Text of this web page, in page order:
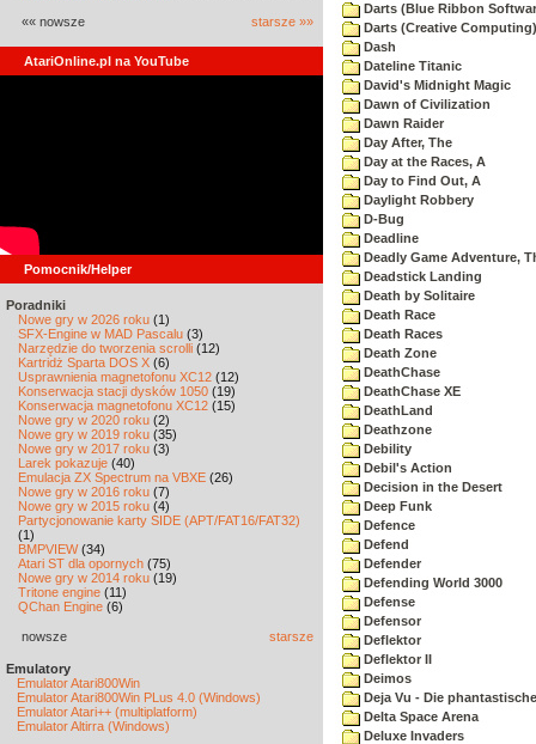
«« nowsze starsze »»
AtariOnline.pl na YouTube
Pomocnik/Helper
Poradniki
Nowe gry w 2026 roku (1)
SFX-Engine w MAD Pascalu (3)
Narzędzie do tworzenia scrolli (12)
Kartridż Sparta DOS X (6)
Usprawnienia magnetofonu XC12 (12)
Konserwacja stacji dysków 1050 (19)
Konserwacja magnetofonu XC12 (15)
Nowe gry w 2020 roku (2)
Nowe gry w 2019 roku (35)
Nowe gry w 2017 roku (3)
Larek pokazuje (40)
Emulacja ZX Spectrum na VBXE (26)
Nowe gry w 2016 roku (7)
Nowe gry w 2015 roku (4)
Partycjonowanie karty SIDE (APT/FAT16/FAT32)
(1)
BMPVIEW(34)
Atari ST dla opornych (75)
Nowe gry w 2014 roku (19)
Tritone engine (11)
QChan Engine (6)
nowsze starsze
Emulatory
Emulator Atari800Win
Emulator Atari800Win PLus 4.0 (Windows)
Emulator Atari++ (multiplatform)
Emulator Altirra (Windows)
Darts (Blue Ribbon
Darts (Creative Computing)
Dash
Dateline Titanic
David's Midnight Magic
Dawn of Civilization
Dawn Raider
Day After, The
Day at the Races, A
Day to Find Out, A
Daylight Robbery
D-Bug
Deadline
Deadly Game Adventure,
Deadstick Landing
Death by Solitaire
Death Race
Death Races
Death Zone
DeathChase
DeathChase XE
DeathLand
Deathzone
Debility
Debil's Action
Decision in the Desert
Deep Funk
Defence
Defend
Defender
Defending World 3000
Defense
Defensor
Deflektor
Deflektor II
Deimos
Deja Vu - Die
Delta Space Arena
Deluxe Invaders